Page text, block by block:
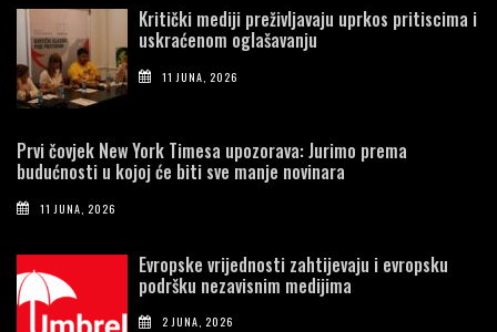
Kritički mediji preživljavaju uprkos pritiscima i
uskraćenom oglašavanju
11 JUNA, 2026
Prvi čovjek New York Timesa upozorava: Jurimo prema
budućnosti u kojoj će biti sve manje novinara
11 JUNA, 2026
Evropske vrijednosti zahtijevaju i evropsku
podršku nezavisnim medijima
2 JUNA, 2026